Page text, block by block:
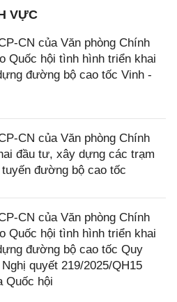
VỰC
CN của Văn phòng Chính
Quốc hội tình hình triển khai
đường bộ cao tốc Vinh -
CN của Văn phòng Chính
đầu tư, xây dựng các trạm
đường bộ cao tốc
CN của Văn phòng Chính
Quốc hội tình hình triển khai
đường bộ cao tốc Quy
quyết 219/2025/QH15
Quốc hội